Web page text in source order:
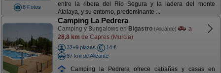
8 Fotos
entre la ribera del Río Segura y la ladera del monte
Atalaya, y su entorno, predominante ...
Camping La Pedrera
Camping y Bungalows en Bigastro (Alicante)
a
28,8 km de Capres (Murcia)
32+9 plazas
14 €
67 km de Alicante
Camping la Pedrera ofrece cabañas y casas en